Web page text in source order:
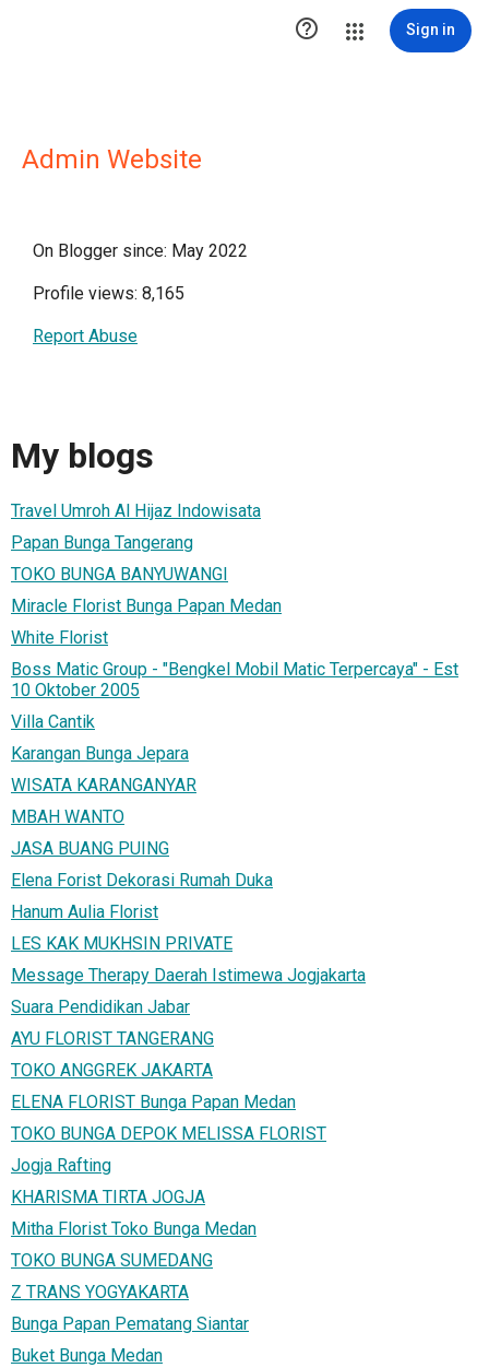
 Sign in
Admin Website
On Blogger since: May 2022
Profile views: 8,165
Report Abuse
My blogs
Travel Umroh Al Hijaz Indowisata
Papan Bunga Tangerang
TOKO BUNGA BANYUWANGI
Miracle Florist Bunga Papan Medan
White Florist
Boss Matic Group - "Bengkel Mobil Matic Terpercaya" - Est
10 Oktober 2005
Villa Cantik
Karangan Bunga Jepara
WISATA KARANGANYAR
MBAH WANTO
JASA BUANG PUING
Elena Forist Dekorasi Rumah Duka
Hanum Aulia Florist
LES KAK MUKHSIN PRIVATE
Message Therapy Daerah Istimewa Jogjakarta
Suara Pendidikan Jabar
AYU FLORIST TANGERANG
TOKO ANGGREK JAKARTA
ELENA FLORIST Bunga Papan Medan
TOKO BUNGA DEPOK MELISSA FLORIST
Jogja Rafting
KHARISMA TIRTA JOGJA
Mitha Florist Toko Bunga Medan
TOKO BUNGA SUMEDANG
Z TRANS YOGYAKARTA
Bunga Papan Pematang Siantar
Buket Bunga Medan